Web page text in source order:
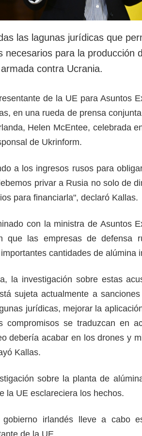
las lagunas jurídicas que
necesarios para la producción
contra Ucrania.
de la UE para Asuntos
en una rueda de prensa
Helen McEntee, celebrada
de Ukrinform.
a los ingresos rusos para
privar a Rusia no solo de
para financiarla", declaró Kallas.
con la ministra de Asuntos
que las empresas de defensa
cantidades de alúmina
la investigación sobre estas
sujeta actualmente a
jurídicas, mejorar la
compromisos se traduzcan en
debería acabar en los drones y
Kallas.
sobre la planta de
la UE esclareciera los hechos.
irlandés lleve a cabo
de la UE.